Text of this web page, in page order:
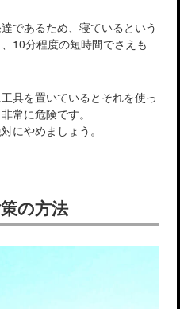
であるため、寝ているという
10分程度の短時間でさえも
具を置いているとそれを使っ
常に危険です。
にやめましょう。
の方法